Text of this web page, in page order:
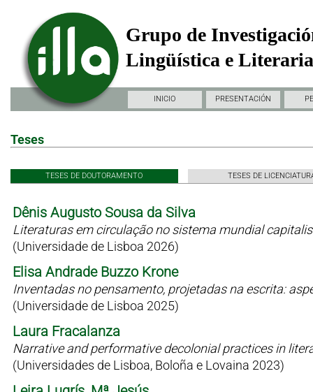
Grupo de
Lingüística e
INICIO PRESENTACIÓN
Teses
TESES DE DOUTORAMENTO TESES DE
Dênis Augusto Sousa da Silva
Literaturas em circulação no sistema mundial
(Universidade de Lisboa 2026)
Elisa Andrade Buzzo Krone
Inventadas no pensamento, projetadas na escrita:
(Universidade de Lisboa 2025)
Laura Fracalanza
Narrative and performative decolonial practices in
(Universidades de Lisboa, Boloña e Lovaina 2023)